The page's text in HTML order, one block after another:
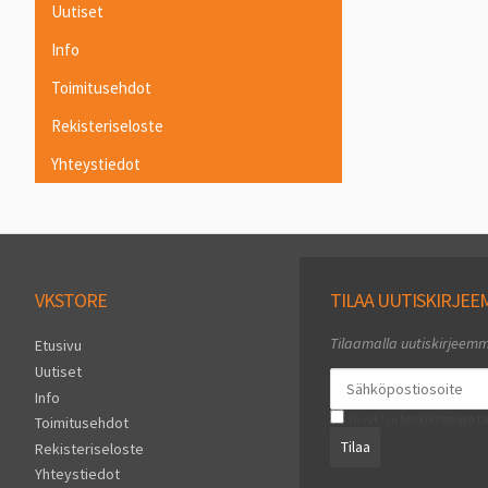
Uutiset
Info
Toimitusehdot
Rekisteriseloste
Yhteystiedot
VKSTORE
Etusivu
Uutiset
Info
Toimitusehdot
Rekisteriseloste
Yhteystiedot
TILAA
Tilaamalla
Tilaa